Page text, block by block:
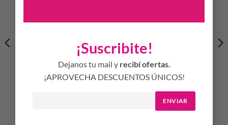
¡Suscribite!
Dejanos tu mail y recibí ofertas.
¡APROVECHA DESCUENTOS ÚNICOS!
ENVIAR
CHICCO PLATO FACIL
AVENT – Mamadera 125ml
$